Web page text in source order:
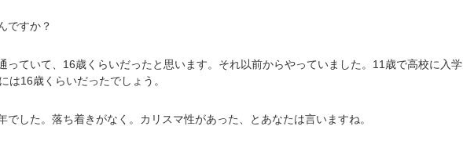
ですか？
っていて、16歳くらいだったと思います。それ以前からやっていました。11歳で高校に入学
は16歳くらいだったでしょう。
した。落ち着きがなく。カリスマ性があった、とあなたは言いますね。